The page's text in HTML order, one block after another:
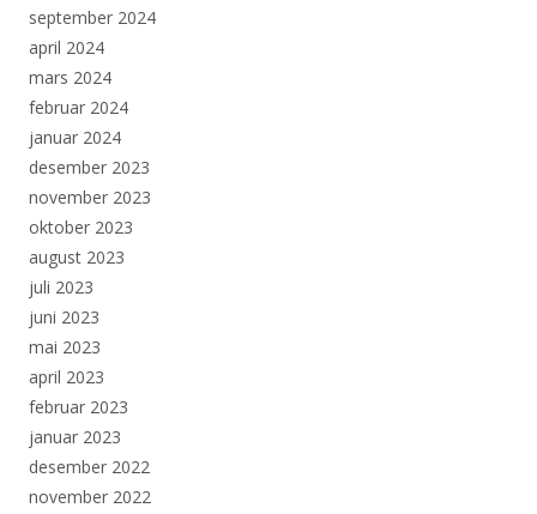
september 2024
april 2024
mars 2024
februar 2024
januar 2024
desember 2023
november 2023
oktober 2023
august 2023
juli 2023
juni 2023
mai 2023
april 2023
februar 2023
januar 2023
desember 2022
november 2022